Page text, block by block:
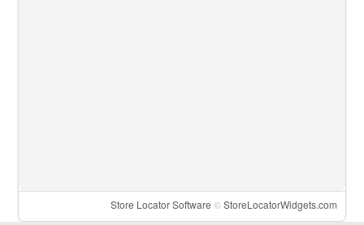
Store Locator Software ©StoreLocatorWidgets.com